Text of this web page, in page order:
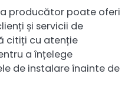
producător poate oferi
și servicii de
citiți cu atenție
a înțelege
de instalare înainte de